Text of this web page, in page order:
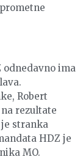
odnedavno ima
Robert
rezultate
stranka
HDZ je
MO.